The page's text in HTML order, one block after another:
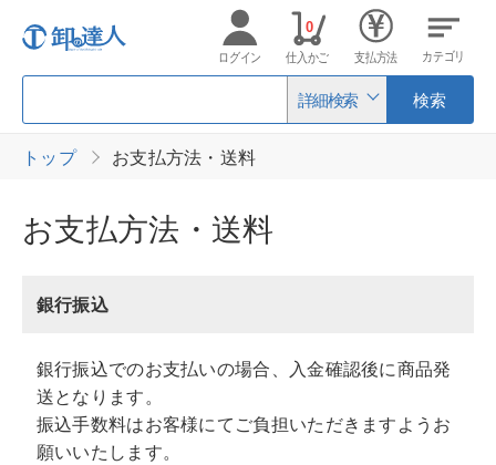
詳細検索 検索
ログイン 仕入かご
0
支払方法 カテゴリ
トップ お支払方法・送料
お支払方法・送料
銀行振込
銀行振込でのお支払いの場合、入金確認後に商品発
送となります。
振込手数料はお客様にてご負担いただきますようお
願いいたします。